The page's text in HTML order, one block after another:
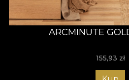
ARCMINUTE
155,93 zł